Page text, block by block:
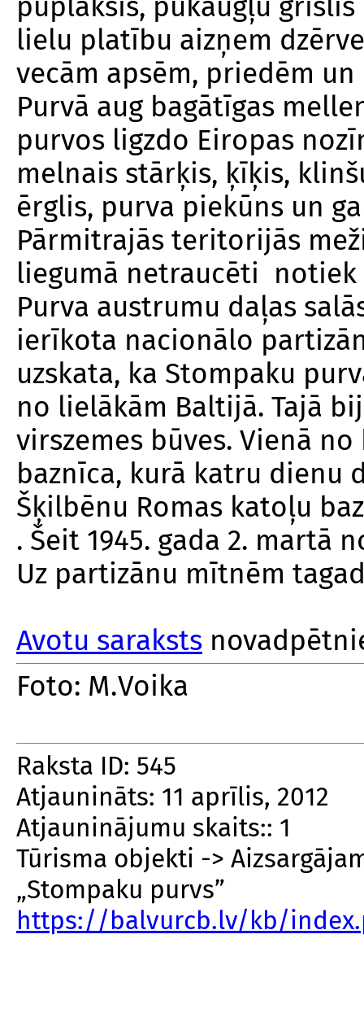
lielu platību aizņem
vecām apsēm, priedēm
Purvā aug bagātīgas
purvos ligzdo Eiropas
melnais stārķis, ķīķis,
ērglis, purva piekūns un
Pārmitrajās teritorijās
liegumā netraucēti notiek
Purva austrumu daļas
ierīkota nacionālo
uzskata, ka Stompaku
no lielākām Baltijā. Tajā
virszemes būves. Vienā
baznīca, kurā katru dienu
Šķilbēnu Romas katoļu
. Šeit 1945. gada 2. martā
Uz partizānu mītnēm
Avotu saraksts
Foto: M.Voika
Raksta ID: 545
Atjaunināts: 11 aprīlis, 2012
Atjauninājumu skaits:: 1
Tūrisma objekti ->
„Stompaku purvs”
https://balvurcb.lv/kb/